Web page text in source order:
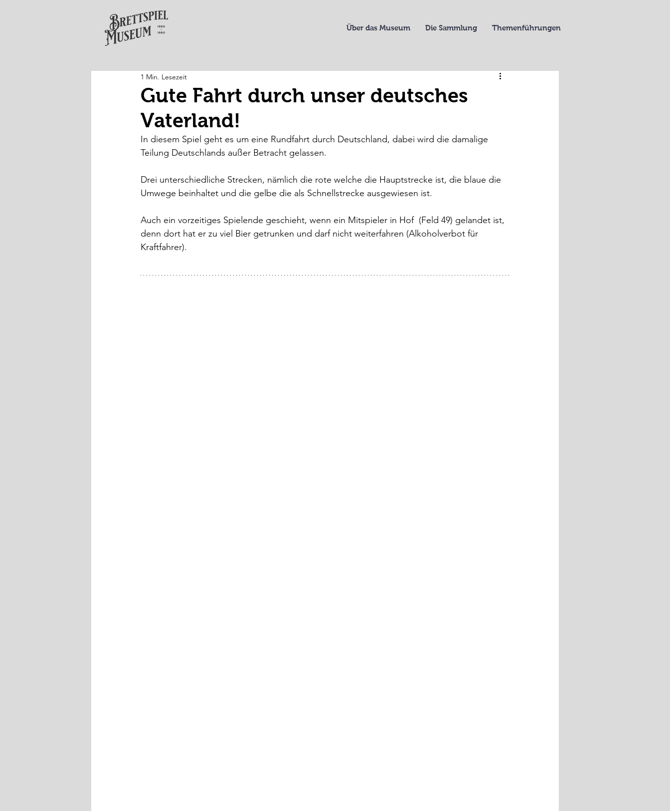
Über das Museum Die Sammlung Themenführungen
Gute Fahrt durch unser deutsches
Vaterland!
1 Min. Lesezeit
In diesem Spiel geht es um eine Rundfahrt durch Deutschland, dabei wird die damalige
Teilung Deutschlands außer Betracht gelassen.
Drei unterschiedliche Strecken, nämlich die rote welche die Hauptstrecke ist, die blaue die
Umwege beinhaltet und die gelbe die als Schnellstrecke ausgewiesen ist.
Auch ein vorzeitiges Spielende geschieht, wenn ein Mitspieler in Hof  (Feld 49) gelandet ist,
denn dort hat er zu viel Bier getrunken und darf nicht weiterfahren (Alkoholverbot für
Kraftfahrer).